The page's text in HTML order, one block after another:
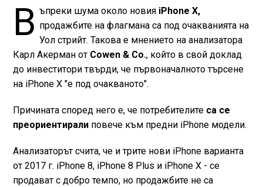
В ъпреки шума около новия iPhone X,
продажбите на флагмана са под очакванията на
Уол стрийт. Такова е мнението на анализатора
Карл Акерман от Cowen & Co., който в свой доклад
до инвеститори твърди, че първоначалното търсене
на iPhone X "е под очакваното".
Причината според него е, че потребителите са се
преориентиралиповече към предни iPhone модели.
Анализаторът счита, че и трите нови iPhone варианта
от 2017 г. iPhone 8, iPhone 8 Plus и iPhone X - се
продават с добро темпо, но продажбите не са